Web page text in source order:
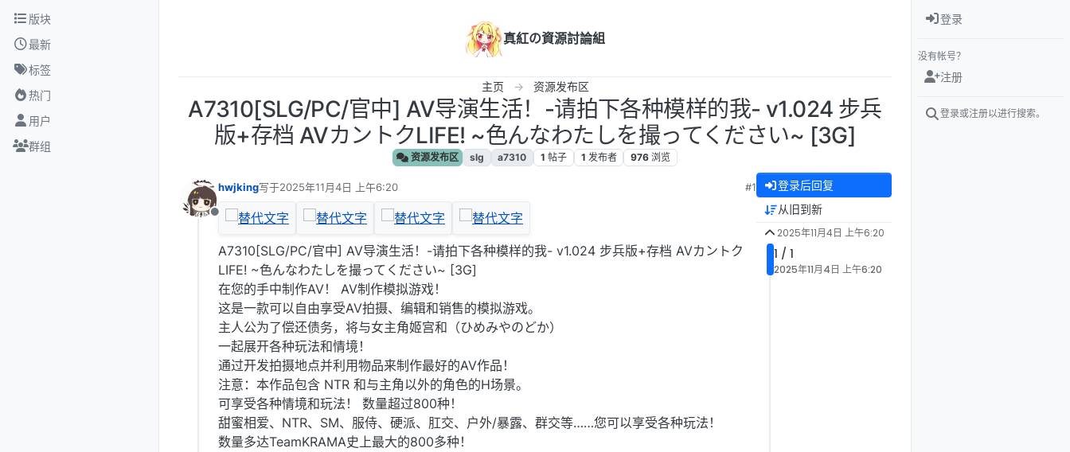
跳转至内容
版块
最新
标签
热门
用户
群组
真紅の資源討論組
主页 资源发布区
A7310[SLG/PC/官中] AV导演生活！-请拍下各种模样的我- v1.024 步兵
版+存档 AVカントクLIFE! ~色んなわたしを撮ってください~ [3G]
资源发布区 slg a7310 1 帖子 1 发布者 976 浏览
离线
hwjking写于2025年11月4日 上午6:20
最后由 编辑
#1
A7310[SLG/PC/官中] AV导演生活！-请拍下各种模样的我- v1.024 步兵版+存档 AVカントク
LIFE! ~色んなわたしを撮ってください~ [3G]
在您的手中制作AV！ AV制作模拟游戏！
这是一款可以自由享受AV拍摄、编辑和销售的模拟游戏。
主人公为了偿还债务，将与女主角姬宫和（ひめみやのどか）
一起展开各种玩法和情境！
通过开发拍摄地点并利用物品来制作最好的AV作品！
注意：本作品包含 NTR 和与主角以外的角色的H场景。
可享受各种情境和玩法！ 数量超过800种！
甜蜜相爱、NTR、SM、服侍、硬派、肛交、户外/暴露、群交等……您可以享受各种玩法！
数量多达TeamKRAMA史上最大的800多种！
登录后回复
从旧到新
2025年11月4日 上午6:20
1 / 1
2025年11月4日 上午6:20
登录
没有帐号？
注册
登录或注册以进行搜索。